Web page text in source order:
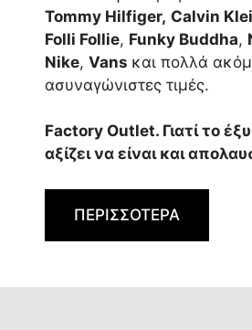
Tommy Hilfiger, Calvin
Folli Follie, Funky Buddha,
Nike, Vans και πολλά
ασυναγώνιστες τιμές.
Factory Outlet. Γιατί το
αξίζει να είναι και
ΠΕΡΙΣΣΟΤΕΡΑ